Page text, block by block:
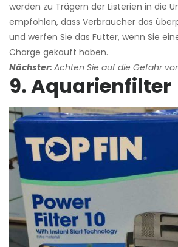
werden zu Trägern der Listerien in die
empfohlen, dass Verbraucher das
und werfen Sie das Futter, wenn Sie
Charge gekauft haben.
Nächster: Achten Sie auf die Gefahr
9. Aquarienfilter